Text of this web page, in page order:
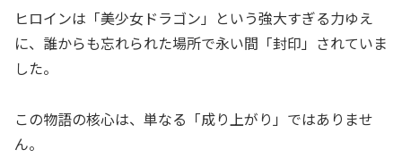
ヒロインは「美少女ドラゴン」という強大すぎる力ゆえ
に、誰からも忘れられた場所で永い間「封印」されていま
した。
この物語の核心は、単なる「成り上がり」ではありませ
ん。